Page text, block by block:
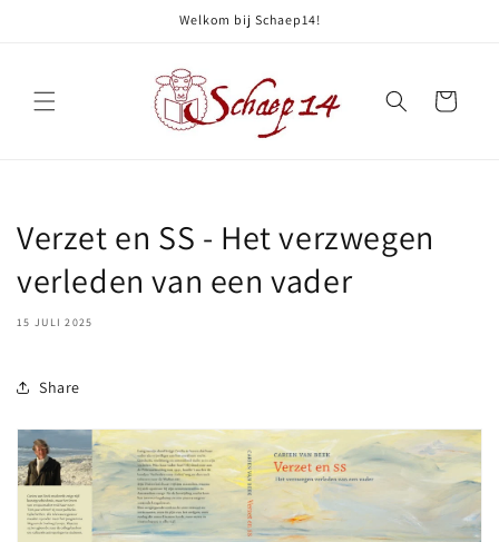
Welkom bij Schaep14!
Winkelwagen
Verzet en SS - Het verzwegen
verleden van een vader
15 JULI 2025
Share